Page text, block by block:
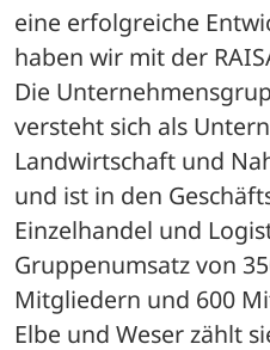
eine erfolgreiche
haben wir mit der
Die
versteht sich als
Landwirtschaft und
und ist in den
Einzelhandel und
Gruppenumsatz von
Mitgliedern und 600
Elbe und Weser zählt